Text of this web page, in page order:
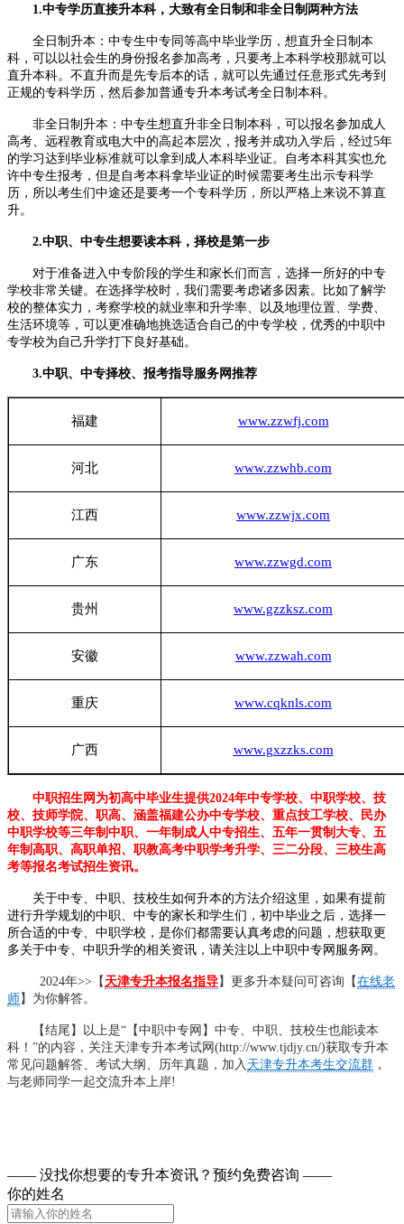
1.中专学历直接升本科，大致有全日制和非全日制两种方法
全日制升本：中专生中专同等高中毕业学历，想直升全日制本
科，可以以社会生的身份报名参加高考，只要考上本科学校那就可以
直升本科。不直升而是先专后本的话，就可以先通过任意形式先考到
正规的专科学历，然后参加普通专升本考试考全日制本科。
非全日制升本：中专生想直升非全日制本科，可以报名参加成人
高考、远程教育或电大中的高起本层次，报考并成功入学后，经过5年
的学习达到毕业标准就可以拿到成人本科毕业证。自考本科其实也允
许中专生报考，但是自考本科拿毕业证的时候需要考生出示专科学
历，所以考生们中途还是要考一个专科学历，所以严格上来说不算直
升。
2.中职、中专生想要读本科，择校是第一步
对于准备进入中专阶段的学生和家长们而言，选择一所好的中专
学校非常关键。在选择学校时，我们需要考虑诸多因素。比如了解学
校的整体实力，考察学校的就业率和升学率、以及地理位置、学费、
生活环境等，可以更准确地挑选适合自己的中专学校，优秀的中职中
专学校为自己升学打下良好基础。
3.中职、中专择校、报考指导服务网推荐
福建 www.zzwfj.com
河北 www.zzwhb.com
江西 www.zzwjx.com
广东 www.zzwgd.com
贵州 www.gzzksz.com
安徽 www.zzwah.com
重庆 www.cqknls.com
广西 www.gxzzks.com
中职招生网为初高中毕业生提供2024年中专学校、中职学校、技
校、技师学院、职高、涵盖福建公办中专学校、重点技工学校、民办
中职学校等三年制中职、一年制成人中专招生、五年一贯制大专、五
年制高职、高职单招、职教高考中职学考升学、三二分段、三校生高
考等报名考试招生资讯。
关于中专、中职、技校生如何升本的方法介绍这里，如果有提前
进行升学规划的中职、中专的家长和学生们，初中毕业之后，选择一
所合适的中专、中职学校，是你们都需要认真考虑的问题，想获取更
多关于中专、中职升学的相关资讯，请关注以上中职中专网服务网。
2024年>>【 天津专升本报名指导】更多升本疑问可咨询【在线老
师】为你解答。
【结尾】以上是“【中职中专网】中专、中职、技校生也能读本
科！”的内容，关注天津专升本考试网(http://www.tjdjy.cn/)获取专升本
常见问题解答、考试大纲、历年真题，加入 天津专升本考生交流群 ，
与老师同学一起交流升本上岸!
—— 没找你想要的专升本资讯？ 预约免费咨询 ——
你的姓名